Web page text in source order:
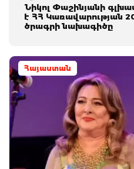
Նիկոլ Փաշինյանի
է ՀՀ Կառավարության
ծրագրի նախագիծը
Հայաստան